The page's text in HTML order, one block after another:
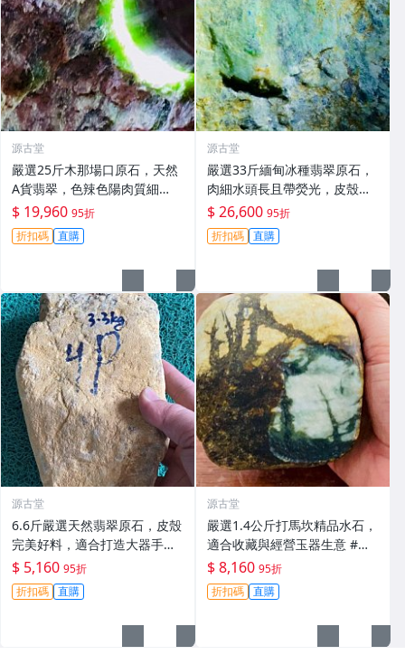
源古堂
嚴選25斤木那場口原石，天然
A貨翡翠，色辣色陽肉質細
膩，適合雕刻手鏈與掛件 #翡
翠 #天然翡翠 #A貨翡翠玉石
$ 19,960 95折
折扣碼 直購
源古堂
嚴選33斤緬甸冰種翡翠原石，
肉細水頭長且帶熒光，皮殼老
辣適合大件雕刻。天然A貨支
持檢測，免費開窗切料。 冰種
翡翠 原石
$ 26,600 95折
折扣碼 直購
源古堂
6.6斤嚴選天然翡翠原石，皮殼
完美好料，適合打造大器手鐲
或吊牌，支持專業加工。A貨
保證品質優。翡翠 翡翠原石 A
貨翡翠
$ 5,160 95折
折扣碼 直購
源古堂
嚴選1.4公斤打馬坎精品水石，
適合收藏與經營玉器生意 #翡
翠 #天然翡翠 #A貨翡翠玉石
$ 8,160 95折
折扣碼 直購